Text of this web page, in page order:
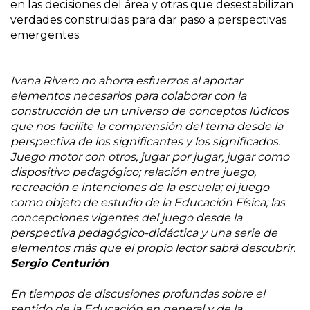
en las decisiones del área y otras que desestabilizan
verdades construidas para dar paso a perspectivas
emergentes.
Ivana Rivero no ahorra esfuerzos al aportar
elementos necesarios para colaborar con la
construcción de un universo de conceptos lúdicos
que nos facilite la comprensión del tema desde la
perspectiva de los significantes y los significados.
Juego motor con otros, jugar por jugar, jugar como
dispositivo pedagógico; relación entre juego,
recreación e intenciones de la escuela; el juego
como objeto de estudio de la Educación Física; las
concepciones vigentes del juego desde la
perspectiva pedagógico-didáctica y una serie de
elementos más que el propio lector sabrá descubrir.
Sergio Centurión
En tiempos de discusiones profundas sobre el